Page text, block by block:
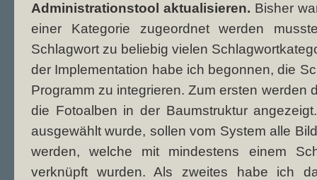
Administrationstool aktualisieren. Bisher
einer Kategorie zugeordnet werden
Schlagwort zu beliebig vielen
der Implementation habe ich begonnen, die
Programm zu integrieren. Zum ersten werden
die Fotoalben in der Baumstruktur
ausgewählt wurde, sollen vom System alle
werden, welche mit mindestens einem
verknüpft wurden. Als zweites habe ich